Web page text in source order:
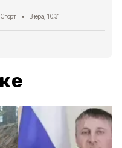
Спорт Вчера, 10:31